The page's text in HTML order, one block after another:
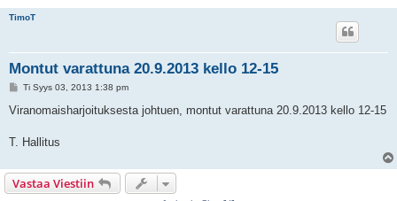
TimoT
Montut varattuna 20.9.2013 kello 12-15
V
e
Ti Syys 03, 2013 1:38 pm
Viranomaisharjoituksesta johtuen, montut varattuna 20.9.2013 kello 12-15
T. Hallitus
Vastaa Viestiin